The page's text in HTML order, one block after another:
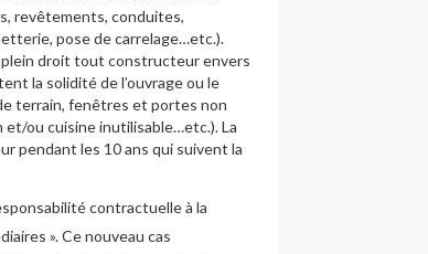
revêtements, conduites,
pose de carrelage…etc.).
droit tout constructeur envers
la solidité de l’ouvrage ou le
terrain, fenêtres et portes non
et/ou cuisine inutilisable…etc.). La
pendant les 10 ans qui suivent la
contractuelle à la
». Ce nouveau cas